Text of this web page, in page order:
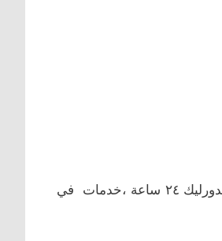
سحب السيارات في ام الهيمان (علي صباح السالم) ونقل المركبات المعطلة على ونش هدورليك ٢٤ ساعة ،خدمات في